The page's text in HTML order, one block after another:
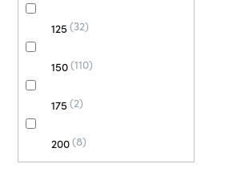
125 32
150 110
175 2
200 8